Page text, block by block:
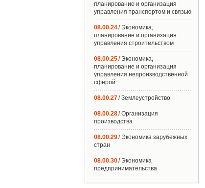
планирование и организация
управления транспортом и связью
08.00.24/ Экономика,
планирование и организация
управления строительством
08.00.25/ Экономика,
планирование и организация
управления непроизводственной
сферой
08.00.27/ Землеустройство
08.00.28/ Организация
производства
08.00.29/ Экономика зарубежных
стран
08.00.30/ Экономика
предпринимательства